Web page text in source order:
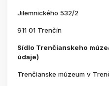
Jilemnického 532/2
911 01 Trenčín
Sídlo Trenčianskeho
údaje)
Trenčianske múzeum v